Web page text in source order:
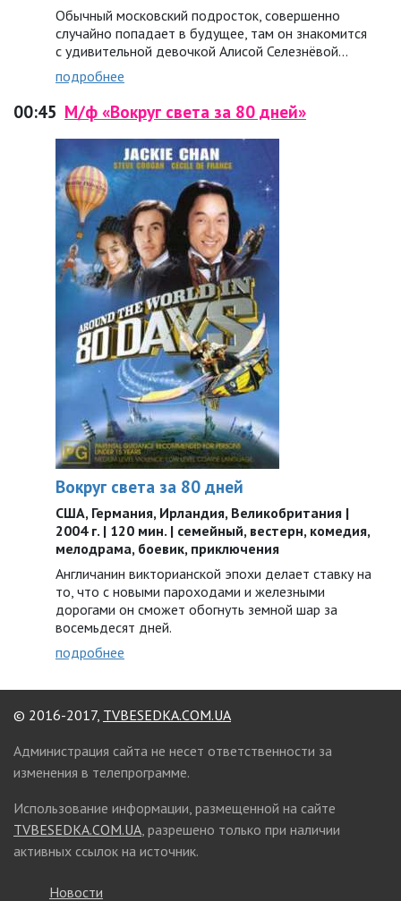
Обычный московский подросток, совершенно
случайно попадает в будущее, там он знакомится
с удивительной девочкой Алисой Селезнёвой…
подробнее
00:45 М/ф «Вокруг света за 80 дней»
Вокруг света за 80 дней
США, Германия, Ирландия, Великобритания |
2004 г. | 120 мин. | семейный, вестерн, комедия,
мелодрама, боевик, приключения
Англичанин викторианской эпохи делает ставку на
то, что с новыми пароходами и железными
дорогами он сможет обогнуть земной шар за
восемьдесят дней.
подробнее
© 2016-2017, TVBESEDKA.COM.UA
Администрация сайта не несет ответственности за
изменения в телепрограмме.
Использование информации, размещенной на сайте
TVBESEDKA.COM.UA, разрешено только при наличии
активных ссылок на источник.
Новости